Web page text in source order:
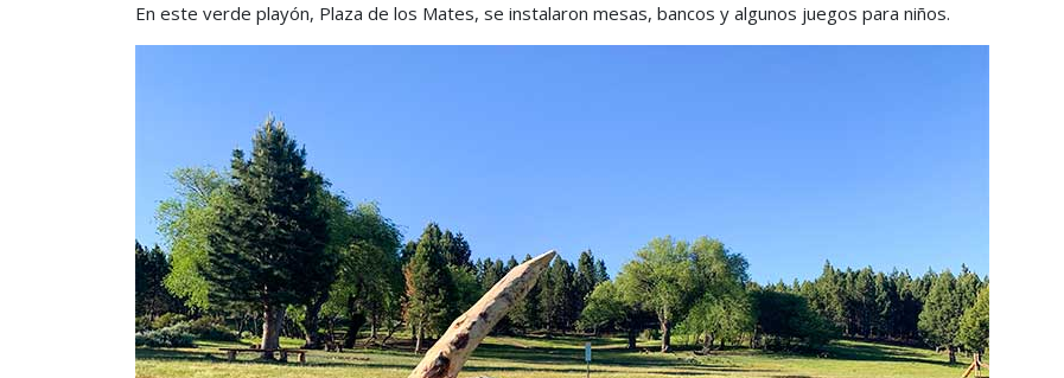
En este verde playón, Plaza de los Mates, se instalaron mesas, bancos y algunos juegos para niños.